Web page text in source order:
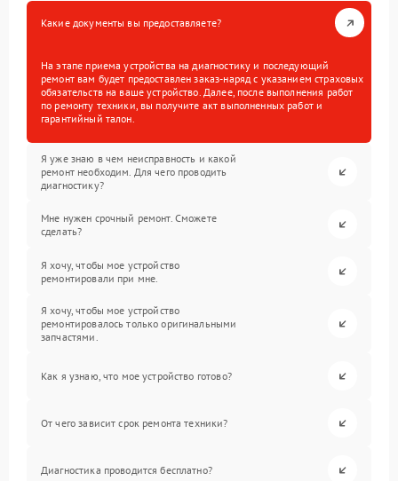
Какие документы вы предоставляете?
На этапе приема устройства на диагностику и последующий
ремонт вам будет предоставлен заказ-наряд с указанием страховых
обязательств на ваше устройство. Далее, после выполнения работ
по ремонту техники, вы получите акт выполненных работ и
гарантийный талон.
Я уже знаю в чем неисправность и какой
ремонт необходим. Для чего проводить
диагностику?
Мне нужен срочный ремонт. Сможете
сделать?
Я хочу, чтобы мое устройство
ремонтировали при мне.
Я хочу, чтобы мое устройство
ремонтировалось только оригинальными
запчастями.
Как я узнаю, что мое устройство готово?
От чего зависит срок ремонта техники?
Диагностика проводится бесплатно?